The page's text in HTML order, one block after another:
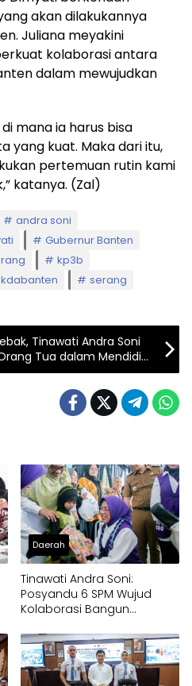
akan dilakukannya
Juliana meyakini
kolaborasi antara
dalam mewujudkan
mana ia harus bisa
yang kuat. Maka dari itu,
pertemuan rutin kami
katanya. (Zal)
andra soni
Gubernur Banten
kp3b
serang
Tinawati Andra Soni
Tua dalam Mendidik
Daerah
Tinawati Andra Soni:
Posyandu 6 SPM Wujud
Kolaborasi Bangun